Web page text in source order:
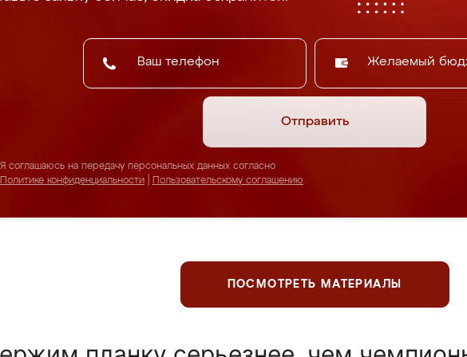
Желаемый
Отправить
Я соглашаюсь на передачу персональных данных согласно
Политике конфиденциальности
Пользовательскому соглашению
ПОСМОТРЕТЬ МАТЕРИАЛЫ